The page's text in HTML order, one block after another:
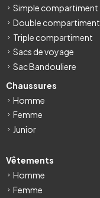
Simple compartiment
Double compartiment
Triple compartiment
Sacs de voyage
Sac Bandouliere
Chaussures
Homme
Femme
Junior
Vêtements
Homme
Femme